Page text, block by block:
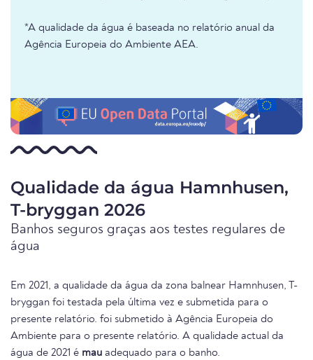
*A qualidade da água é baseada no relatório anual da
Agência Europeia do Ambiente AEA.
Qualidade da água Hamnhusen,
T-bryggan 2026
Banhos seguros graças aos testes regulares de
água
Em 2021, a qualidade da água da zona balnear Hamnhusen, T-
bryggan foi testada pela última vez e submetida para o
presente relatório. foi submetido à Agência Europeia do
Ambiente para o presente relatório. A qualidade actual da
água de 2021 é mau adequado para o banho.